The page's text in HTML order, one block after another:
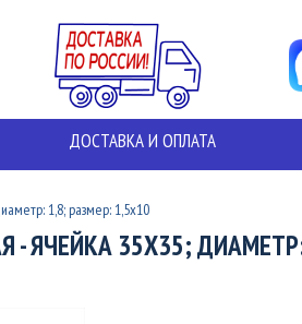
ДОСТАВКА И ОПЛАТА
1,8; размер: 1,5x10
- ЯЧЕЙКА 35X35;